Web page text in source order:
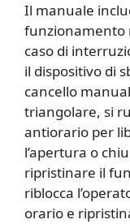
Il manuale
funzionamento
caso di
il dispositivo di
cancello
triangolare, si
antiorario per
l’apertura o
ripristinare il
riblocca
orario e